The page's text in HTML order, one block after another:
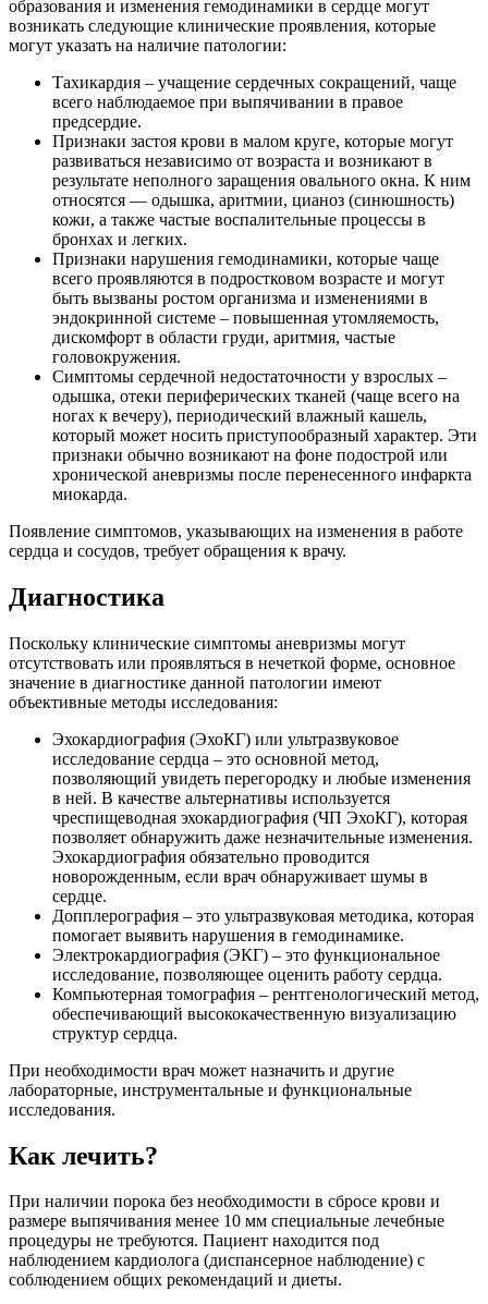
образования и изменения гемодинамики в сердце могут
возникать следующие клинические проявления, которые
могут указать на наличие патологии:
Тахикардия – учащение сердечных сокращений, чаще
всего наблюдаемое при выпячивании в правое
предсердие.
Признаки застоя крови в малом круге, которые могут
развиваться независимо от возраста и возникают в
результате неполного заращения овального окна. К ним
относятся — одышка, аритмии, цианоз (синюшность)
кожи, а также частые воспалительные процессы в
бронхах и легких.
Признаки нарушения гемодинамики, которые чаще
всего проявляются в подростковом возрасте и могут
быть вызваны ростом организма и изменениями в
эндокринной системе – повышенная утомляемость,
дискомфорт в области груди, аритмия, частые
головокружения.
Симптомы сердечной недостаточности у взрослых –
одышка, отеки периферических тканей (чаще всего на
ногах к вечеру), периодический влажный кашель,
который может носить приступообразный характер. Эти
признаки обычно возникают на фоне подострой или
хронической аневризмы после перенесенного инфаркта
миокарда.
Появление симптомов, указывающих на изменения в работе
сердца и сосудов, требует обращения к врачу.
Диагностика
Поскольку клинические симптомы аневризмы могут
отсутствовать или проявляться в нечеткой форме, основное
значение в диагностике данной патологии имеют
объективные методы исследования:
Эхокардиография (ЭхоКГ) или ультразвуковое
исследование сердца – это основной метод,
позволяющий увидеть перегородку и любые изменения
в ней. В качестве альтернативы используется
чреспищеводная эхокардиография (ЧП ЭхоКГ), которая
позволяет обнаружить даже незначительные изменения.
Эхокардиография обязательно проводится
новорожденным, если врач обнаруживает шумы в
сердце.
Допплерография – это ультразвуковая методика, которая
помогает выявить нарушения в гемодинамике.
Электрокардиография (ЭКГ) – это функциональное
исследование, позволяющее оценить работу сердца.
Компьютерная томография – рентгенологический метод,
обеспечивающий высококачественную визуализацию
структур сердца.
При необходимости врач может назначить и другие
лабораторные, инструментальные и функциональные
исследования.
Как лечить?
При наличии порока без необходимости в сбросе крови и
размере выпячивания менее 10 мм специальные лечебные
процедуры не требуются. Пациент находится под
наблюдением кардиолога (диспансерное наблюдение) с
соблюдением общих рекомендаций и диеты.